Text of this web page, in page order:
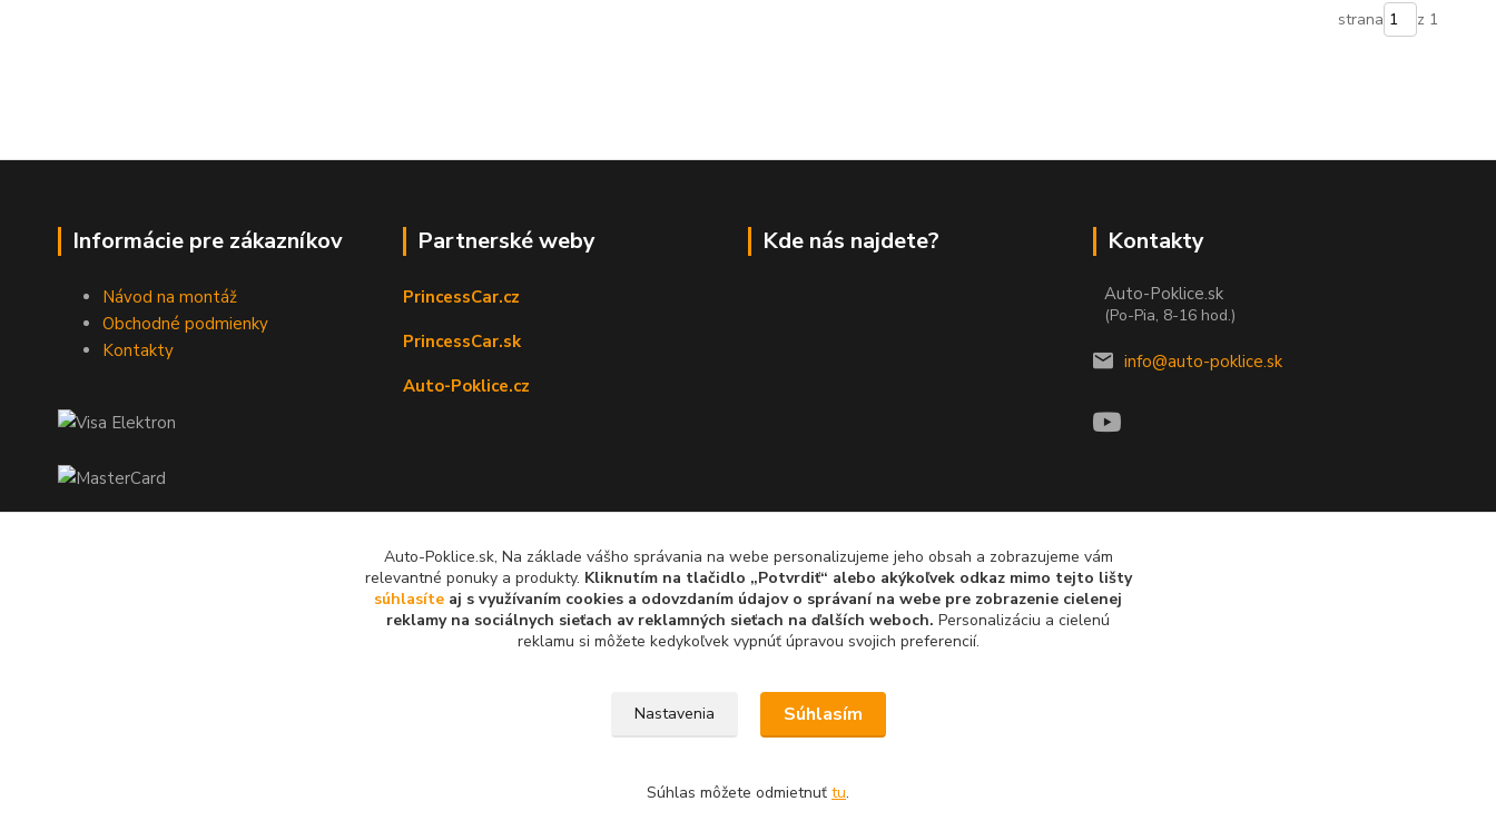
strana z 1
Informácie pre zákazníkov
Návod na montáž
Obchodné podmienky
Kontakty
Partnerské weby
PrincessCar.cz
PrincessCar.sk
Auto-Poklice.cz
Kde nás najdete? Kontakty
Auto-Poklice.sk
(Po-Pia, 8-16 hod.)
info@auto-poklice.sk
Auto-Poklice.sk, Na základe vášho správania na webe personalizujeme jeho obsah a zobrazujeme vám
relevantné ponuky a produkty. Kliknutím na tlačidlo „Potvrdiť“ alebo akýkoľvek odkaz mimo tejto lišty
súhlasíte aj s využívaním cookies a odovzdaním údajov o správaní na webe pre zobrazenie cielenej
reklamy na sociálnych sieťach av reklamných sieťach na ďalších weboch. Personalizáciu a cielenú
reklamu si môžete kedykoľvek vypnúť úpravou svojich preferencií.
Nastavenia Súhlasím
Súhlas môžete odmietnuť tu.